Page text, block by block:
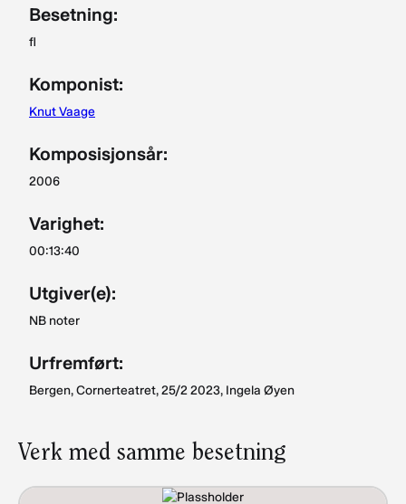
Besetning:
fl
Komponist:
Knut Vaage
Komposisjonsår:
2006
Varighet:
00:13:40
Utgiver(e):
NB noter
Urfremført:
Bergen, Cornerteatret, 25/2 2023, Ingela Øyen
Verk med samme besetning